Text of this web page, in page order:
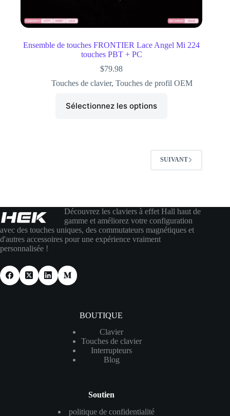
Ensemble de touches FRONTIER Lace Angel Mi 224
touches PBT + PC
$79.98
Touches de clavier, Touches de profil OEM
Sélectionnez les options
SUIVANT
Découvrez les claviers à effet Hall haut de
gamme et améliorez votre configuration
avec des touches uniques, des commutateurs magnétiques et
d'autres accessoires pour une expérience vraiment
personnalisée !
BOUTIQUE
Clavier
Touches de clavier
Interrupteurs
Blog
Soutien
politique de confidentialité